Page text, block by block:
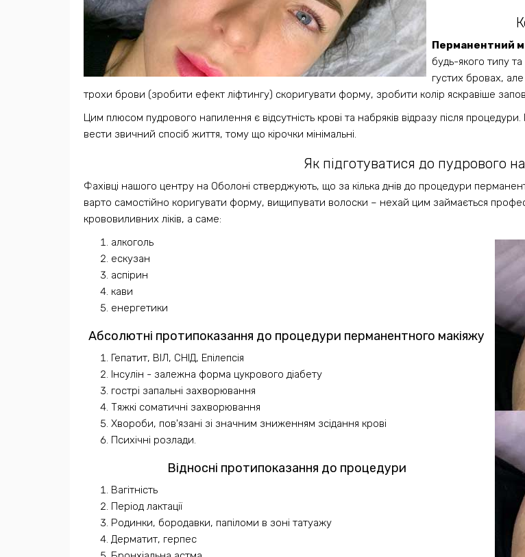
Перманентний
будь-якого типу
густих бровах,
трохи брови (зробити ефект ліфтингу) скоригувати форму, зробити колір яскравіше
Цим плюсом пудрового напилення є відсутність крові та набряків відразу після
вести звичний спосіб життя, тому що кірочки мінімальні.
Як підготуватися до пудрового
Фахівці нашого центру на Оболоні стверджують, що за кілька днів до процедури
варто самостійно коригувати форму, вищипувати волоски – нехай цим займається
крововиливних ліків, а саме:
алкоголь
ескузан
аспірин
кави
енергетики
Абсолютні протипоказання до процедури перманентного макіяжу
Гепатит, ВІЛ, СНІД, Епілепсія
Інсулін - залежна форма цукрового діабету
гострі запальні захворювання
Тяжкі соматичні захворювання
Хвороби, пов'язані зі значним зниженням зсідання крові
Психічні розлади.
Відносні протипоказання до процедури
Вагітність
Період лактації
Родинки, бородавки, папіломи в зоні татуажу
Дерматит, герпес